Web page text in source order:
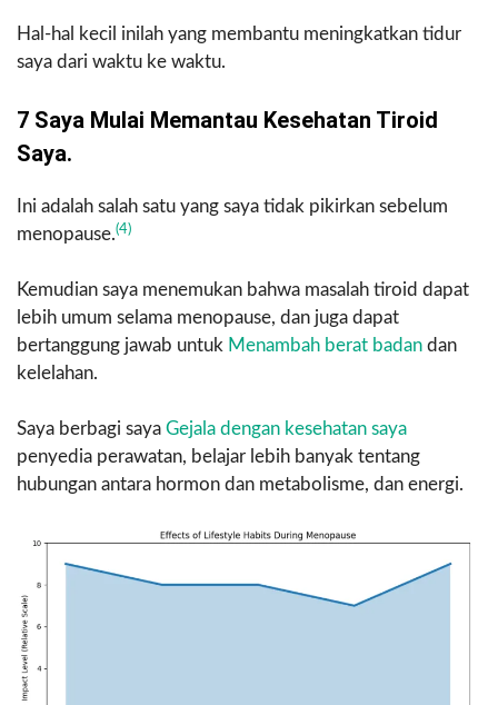
Hal-hal kecil inilah yang membantu meningkatkan tidur
saya dari waktu ke waktu.
7 Saya Mulai Memantau Kesehatan Tiroid
Saya.
Ini adalah salah satu yang saya tidak pikirkan sebelum
menopause.(4)
Kemudian saya menemukan bahwa masalah tiroid dapat
lebih umum selama menopause, dan juga dapat
bertanggung jawab untuk Menambah berat badan dan
kelelahan.
Saya berbagi saya Gejala dengan kesehatan saya
penyedia perawatan, belajar lebih banyak tentang
hubungan antara hormon dan metabolisme, dan energi.